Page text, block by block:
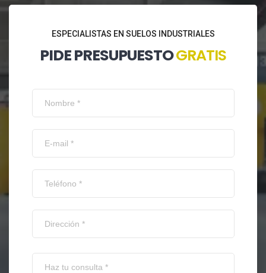
ESPECIALISTAS EN SUELOS INDUSTRIALES
PIDE PRESUPUESTOGRATIS